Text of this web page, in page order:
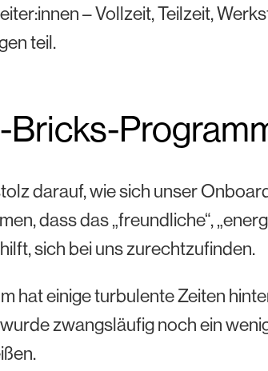
– Vollzeit, Teilzeit,
teil.
Bricks-
darauf, wie sich unser
dass das „freundliche“,
sich bei uns zurechtzufinden.
hat einige turbulente Zeiten
zwangsläufig noch ein